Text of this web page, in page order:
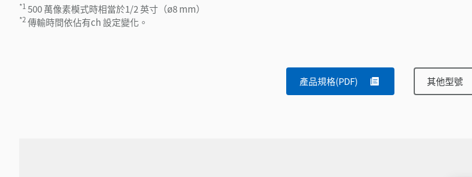
*1 500 萬像素模式時相當於1/2 英寸（ø8 mm）
*2傳輸時間依佔有ch 設定變化。
產品規格(PDF) 其他型號